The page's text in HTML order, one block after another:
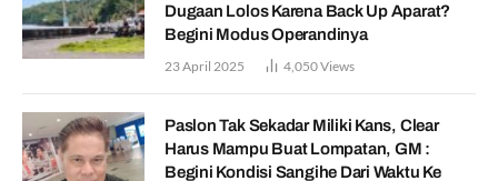
Dugaan Lolos Karena Back Up Aparat?
Begini Modus Operandinya
23 April 2025 4,050Views
Paslon Tak Sekadar Miliki Kans, Clear
Harus Mampu Buat Lompatan, GM :
Begini Kondisi Sangihe Dari Waktu Ke